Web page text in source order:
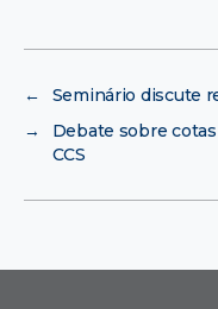
←
Seminário discute
→
Debate sobre
CCS